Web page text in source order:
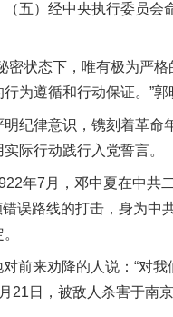
五）经中央执行委员
状态下，唯有极为严格
为遵循和行动保证。”郭
律意识，镌刻着革命
际行动践行入党誓言。
7月，邓中夏在中共二
误路线的打击，身为中
来劝降的人说：“对我
日，被敌人杀害于南